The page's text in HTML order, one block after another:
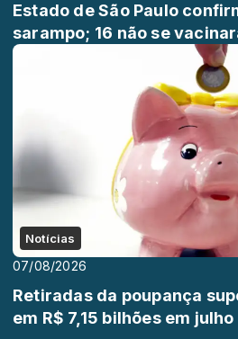
Estado de São Paulo
sarampo; 16 não se
Notícias
07/08/2026
Retiradas da poupança
em R$ 7,15 bilhões em julho